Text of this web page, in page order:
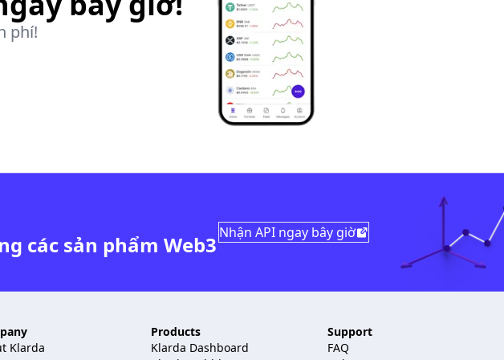
phí!
các sản phẩm Web3 Nhận API ngay bây giờ
Klarda
Products
Klarda Dashboard
Support
FAQ